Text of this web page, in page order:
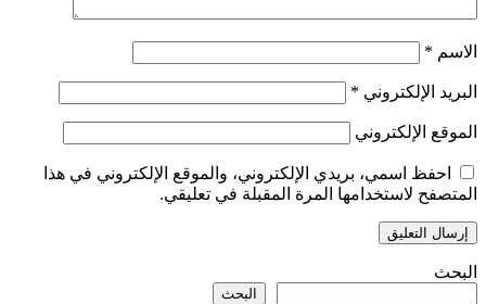
الاسم *
البريد الإلكتروني *
الموقع الإلكتروني
احفظ اسمي، بريدي الإلكتروني، والموقع الإلكتروني في هذا
المتصفح لاستخدامها المرة المقبلة في تعليقي.
البحث
البحث